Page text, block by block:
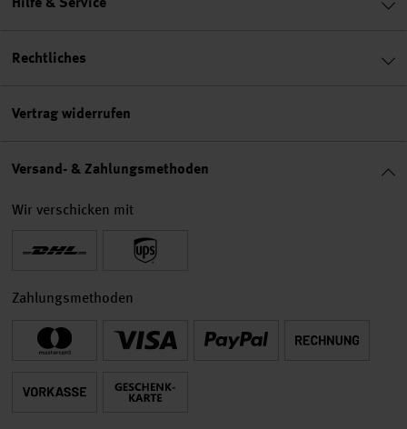
Rechtliches
Vertrag widerrufen
Versand- & Zahlungsmethoden
Wir verschicken mit
Zahlungsmethoden